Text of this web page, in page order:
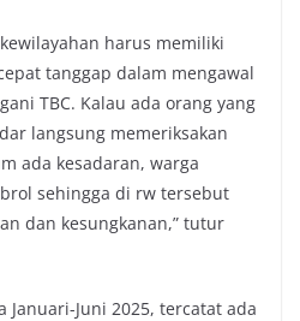
harus memiliki
tanggap dalam mengawal
TBC. Kalau ada orang yang
langsung memeriksakan
ada kesadaran, warga
sehingga di rw tersebut
dan kesungkanan,” tutur
Juni 2025, tercatat ada